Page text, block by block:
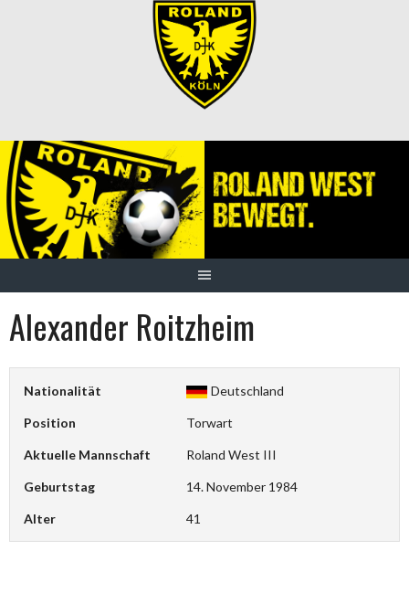
Alexander Roitzheim
Nationalität Deutschland
Position Torwart
Aktuelle Mannschaft Roland West III
Geburtstag 14. November 1984
Alter 41